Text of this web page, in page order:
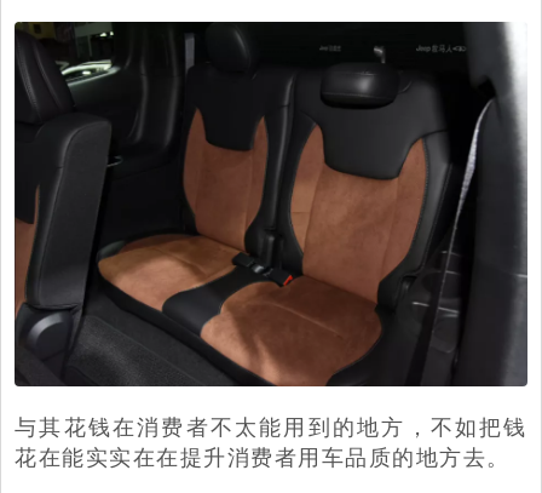
与其花钱在消费者不太能用到的地方，不如把钱
花在能实实在在提升消费者用车品质的地方去。